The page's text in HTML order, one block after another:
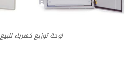
لوحة توزيع كهرباء للبيع